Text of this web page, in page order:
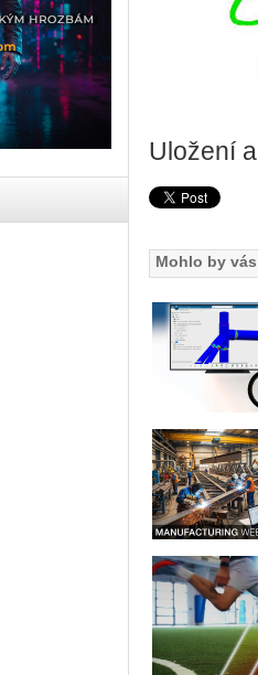
Uložení
Mohlo by